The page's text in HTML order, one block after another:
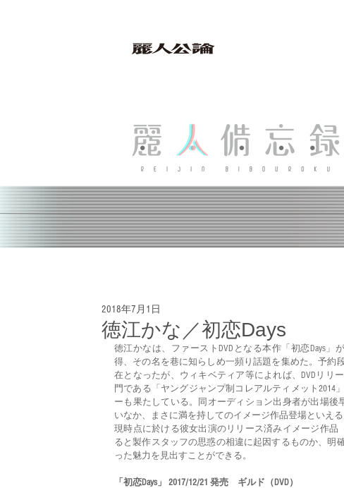
徳江かな／初恋Days
2018年7月1日
徳江かなは、ファーストDVDとなる本作「初恋Days」
得、その名を巷に知らしめ一頻り話題を集めた。予約
在となったが、ウィキベティア等によれば、DVDリリ
門である「ヤングジャンプ制コレアルティメット
ーも果たしている。同オーディション出身者が出場後
いなか、まさに満を持してのイメージ作品登場といえる
現時点に於ける彼女出演のリリース済みイメージ作品
ると製作スタッフの思惑の相違に起因するものか、明
った魅力を見出すことができる。
「初恋Days」 2017/12/21 発売　ギルド（DVD）